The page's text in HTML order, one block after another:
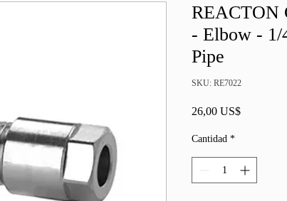
REACTON
- Elbow -
Pipe
SKU: RE7022
26,00 US$Precio
Cantidad *